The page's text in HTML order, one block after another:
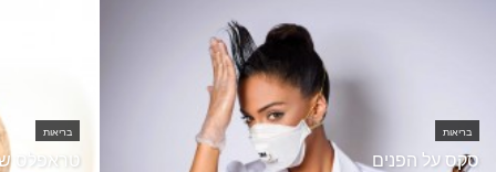
בריאות
סקס על הפנים
בריאות
טראפלס